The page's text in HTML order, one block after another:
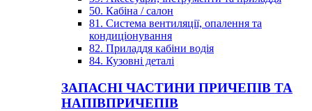
50. Кабіна / салон
81. Система вентиляції, опалення та
кондиціонування
82. Приладдя кабіни водія
84. Кузовні деталі
ЗАПАСНІ ЧАСТИНИ ПРИЧЕПІВ ТА
НАПІВПРИЧЕПІВ